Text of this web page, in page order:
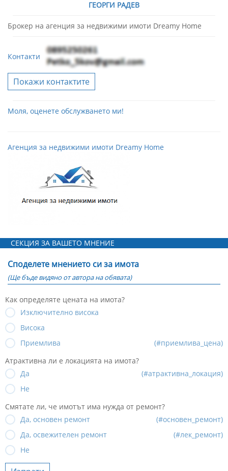
ГЕОРГИ РАДЕВ
Брокер на агенция за недвижими имоти Dreamy Home
Контакти
Покажи контактите
Моля, оценете обслужването ми!
Агенция за недвижими имоти Dreamy Home
СЕКЦИЯ ЗА ВАШЕТО МНЕНИЕ
Споделете мнението си за имота
(Ще бъде видяно от автора на обявата)
Как определяте цената на имота?
Изключително висока
Висока
Приемлива
(#приемлива_цена)
Атрактивна ли е локацията на имота?
Да
(#атрактивна_локация)
Не
Смятате ли, че имотът има нужда от ремонт?
Да, основен ремонт
(#основен_ремонт)
Да, освежителен ремонт
(#лек_ремонт)
Не